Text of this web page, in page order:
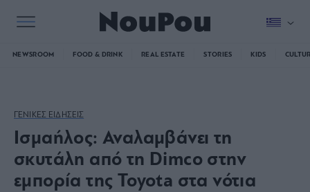
NEWSROOM FOOD & DRINK REAL ESTATE STORIES KIDS
ΓΕΝΙΚΕΣ ΕΙΔΗΣΕΙΣ
Ισμαήλος: Αναλαμβάνει τη
σκυτάλη από τη Dimco στην
εμπορία της Toyota στα νότια